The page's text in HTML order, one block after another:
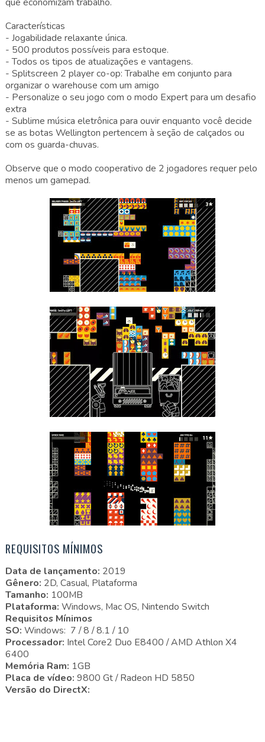
Características
- Jogabilidade relaxante única.
- 500 produtos possíveis para estoque.
- Todos os tipos de atualizações e vantagens.
- Splitscreen 2 player co-op: Trabalhe em conjunto para
organizar o warehouse com um amigo
- Personalize o seu jogo com o modo Expert para um desafio
extra
- Sublime música eletrônica para ouvir enquanto você decide
se as botas Wellington pertencem à seção de calçados ou
com os guarda-chuvas.
Observe que o modo cooperativo de 2 jogadores requer pelo
menos um gamepad.
REQUISITOS MÍNIMOS
Data de lançamento: 2019
Gênero: 2D, Casual, Plataforma
Tamanho: 100MB
Plataforma: Windows, Mac OS, Nintendo Switch
Requisitos Mínimos
SO: Windows: 7 / 8 / 8.1 / 10
Processador: Intel Core2 Duo E8400 / AMD Athlon X4
6400
Memória Ram: 1GB
Placa de vídeo: 9800 Gt / Radeon HD 5850
Versão do DirectX: